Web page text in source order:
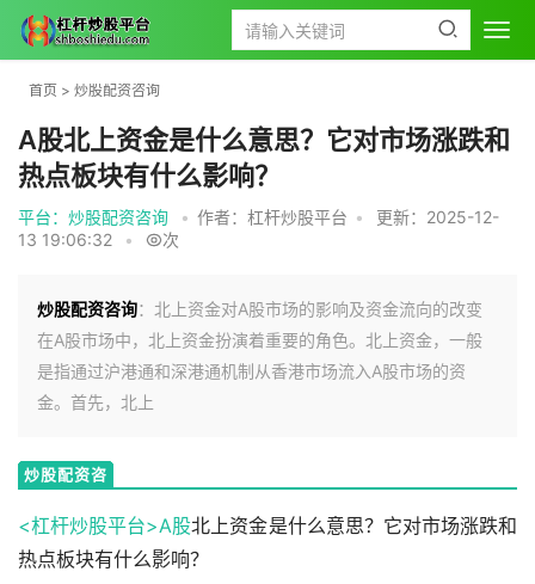
首页 > 炒股配资咨询
A股北上资金是什么意思？它对市场涨跌和
热点板块有什么影响？
平台：炒股配资咨询 • 作者：杠杆炒股平台 •
更新：2025-12-
13 19:06:32
• 次
炒股配资咨询：北上资金对A股市场的影响及资金流向的改变
在A股市场中，北上资金扮演着重要的角色。北上资金，一般
是指通过沪港通和深港通机制从香港市场流入A股市场的资
金。首先，北上
炒股配资咨
<杠杆炒股平台>A股北上资金是什么意思？它对市场涨跌和
热点板块有什么影响？